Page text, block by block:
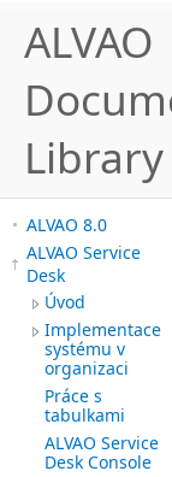
ALVAO
Library
ALVAO 8.0
ALVAO Service
Desk
Úvod
Implementace
systému v
organizaci
Práce s
tabulkami
ALVAO Service
Desk Console